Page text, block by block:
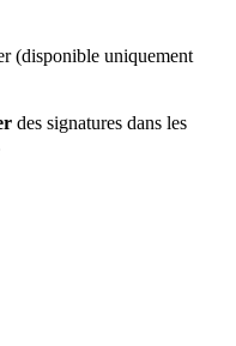
(disponible uniquement
des signatures dans les